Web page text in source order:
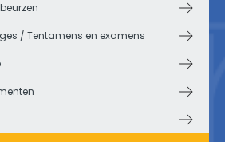
/ Tentamens en examens